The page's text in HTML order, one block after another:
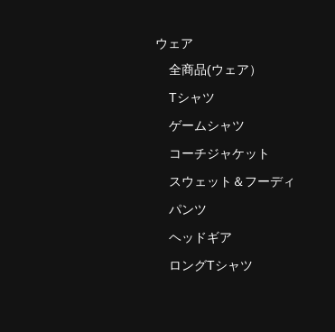
ウェア
全商品(ウェア）
Tシャツ
ゲームシャツ
コーチジャケット
スウェット＆フーディ
パンツ
ヘッドギア
ロングTシャツ